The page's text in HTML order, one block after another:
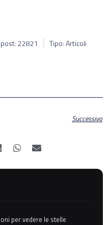
22821 Tipo: Articoli
Successivo
per vedere le stelle